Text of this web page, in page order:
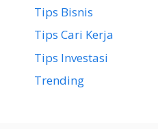
Tips Bisnis
Tips Cari Kerja
Tips Investasi
Trending